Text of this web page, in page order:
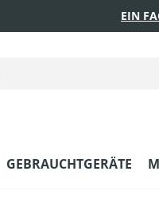
EIN
GEBRAUCHTGERÄTE